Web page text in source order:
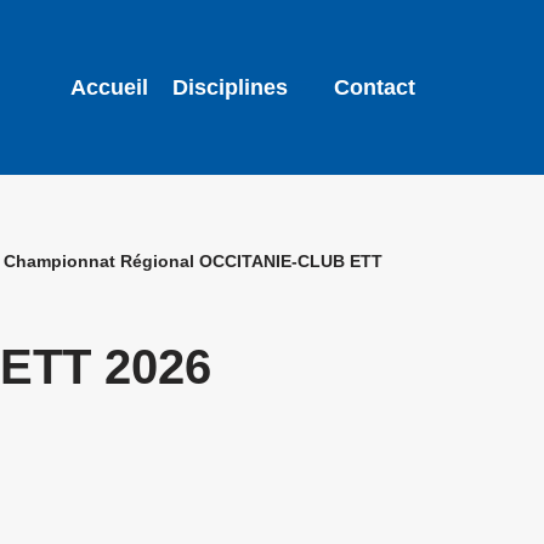
Accueil Disciplines Contact
Championnat Régional OCCITANIE-CLUB ETT
2026